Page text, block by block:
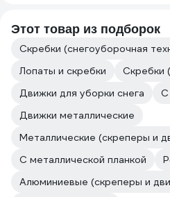
Этот товар из подборок
Скребки (снегоуборочная
Лопаты и скребки
Скребки
Движки для уборки снега
С
Движки металлические
Металлические (скреперы и
С металлической планкой
Алюминиевые (скреперы и